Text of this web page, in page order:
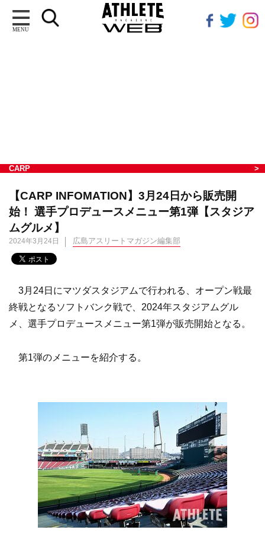
MENU
CARP
【CARP INFOMATION】3月24日から販売開
始！ 選手プロデュースメニュー第1弾【スタジア
ムグルメ】
2024年3月24日 広島アスリートマガジン編集部
3月24日にマツダスタジアムで行われる、オープン戦最
終戦となるソフトバンク戦で、2024年スタジアムグル
メ、選手プロデュースメニュー第1弾が販売開始となる。
第1弾のメニューを紹介する。